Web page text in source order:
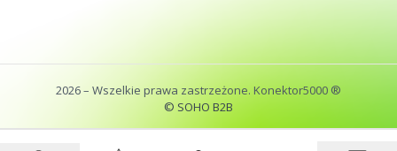
2026– Wszelkie prawa zastrzeżone. Konektor5000 ®
© SOHO B2B